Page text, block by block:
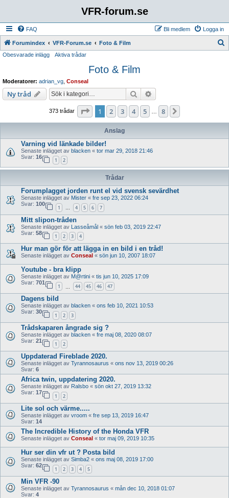
VFR-forum.se
FAQ Logga in
Bli medlem
Forumindex VFR-Forum.se Foto & Film
Obesvarade inlägg Aktiva trådar
Foto & Film
Moderatorer: adrian_vg Conseal
Ny tråd Sök
373 trådar Sida av 8
1 2 3 4 5 8
Anslag
Varning vid länkade bilder!
Senaste inlägget av blacken « tor mar 29, 2018 21:46
Svar: 16
1 2
Trådar
Forumplagget jorden runt el vid svensk sevärdhet
Senaste inlägget av Mister « fre sep 23, 2022 06:24
Svar: 100
1 … 4 5 6 7
Mitt slipon-tråden
Senaste inlägget av Lasseåmål « sön feb 03, 2019 22:47
Svar: 58
1 2 3 4
Hur man gör för att lägga in en bild i en tråd!
Senaste inlägget av Conseal « sön jun 10, 2007 18:07
Youtube - bra klipp
Senaste inlägget av M@rtini « tis jun 10, 2025 17:09
Svar: 701
1 44 45 46 47
Dagens bild
Senaste inlägget av blacken « ons feb 10, 2021 10:53
Svar: 30
1 2 3
Trådskaparen ångrade sig ?
Senaste inlägget av blacken « fre maj 08, 2020 08:07
Svar: 21
1 2
Uppdaterad Fireblade 2020.
Senaste inlägget av Tyrannosaurus « ons nov 13, 2019 00:26
Svar: 6
Africa twin, uppdatering 2020.
Senaste inlägget av Ralsbo « sön okt 27, 2019 13:32
Svar: 17
1 2
Lite sol och värme.....
Senaste inlägget av vroom « fre sep 13, 2019 16:47
Svar: 14
The Incredible History of the Honda VFR
Senaste inlägget av Conseal « tor maj 09, 2019 10:35
Hur ser din vfr ut ? Posta bild
Senaste inlägget av Simba2 « ons maj 08, 2019 17:00
Svar: 62
1 2 3 4 5
Min VFR -90
Senaste inlägget av Tyrannosaurus « mån dec 10, 2018 01:07
Svar: 4